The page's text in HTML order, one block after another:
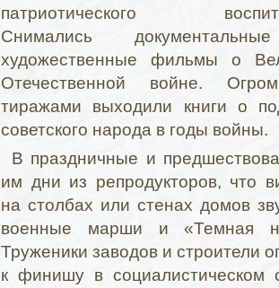
патриотического
Снимались
художественные фильмы о
Отечественной войне.
тиражами выходили книги о
советского народа в годы войны.
В праздничные и
им дни из репродукторов, что
на столбах или стенах домов
военные марши и «Темная
Труженики заводов и строители
к финишу в социалистическом